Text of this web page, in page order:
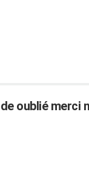
oublié merci